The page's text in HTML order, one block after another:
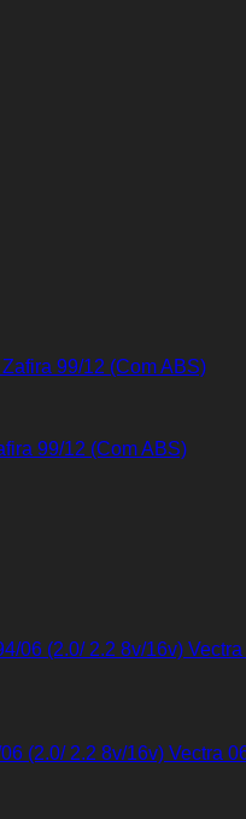
99/12 (Com ABS)
(2.0/ 2.2 8v/16v) Vectra